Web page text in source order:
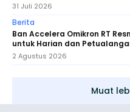
31 Juli 2026
Berita
​Ban Accelera Omikron RT
untuk Harian dan
2 Agustus 2026
Muat